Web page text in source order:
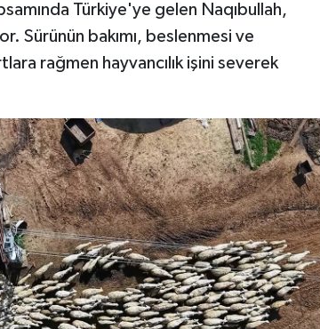
Türkiye'ye gelen Naqıbullah,
Sürünün bakımı, beslenmesi ve
rağmen hayvancılık işini severek